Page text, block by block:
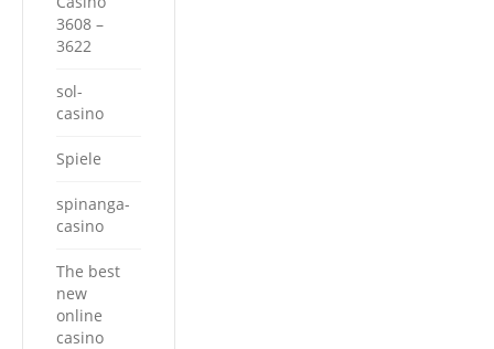
3608 –
3622
sol-
casino
Spiele
spinanga-
casino
The best
new
online
casino